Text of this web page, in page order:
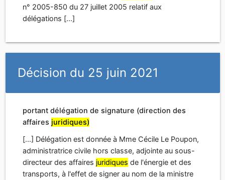
portant délégation de signature (direction des
affaires juridiques)
[...] Délégation est donnée à Mme Cécile Le Poupon,
administratrice civile hors classe, adjointe au sous-
transports, à l'effet de signer au nom de la ministre
l'exclusion des décrets, dans la limite des attributions
de la sous-direction des affaires
[...] La décision du 16 novembre 2020 portant
délégation de signature (direction des affaires
juridiques)est abrogée. [...]